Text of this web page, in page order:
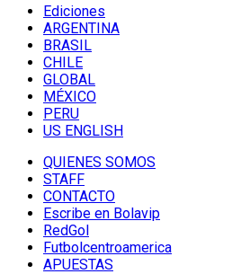
Ediciones
ARGENTINA
BRASIL
CHILE
GLOBAL
MÉXICO
PERU
US ENGLISH
QUIENES SOMOS
STAFF
CONTACTO
Escribe en Bolavip
RedGol
Futbolcentroamerica
APUESTAS